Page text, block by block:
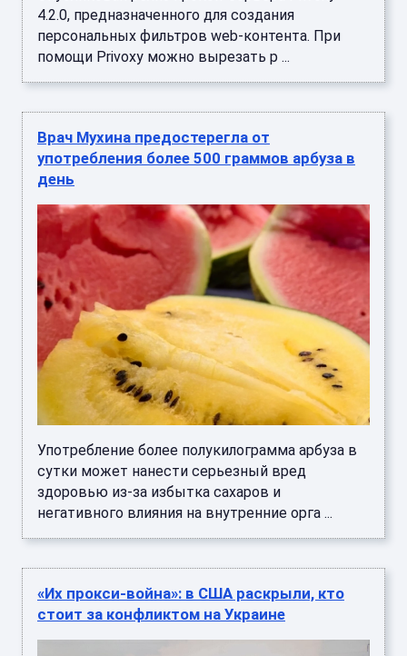
4.2.0, предназначенного для создания
персональных фильтров web-контента. При
помощи Privoxy можно вырезать р ...
Врач Мухина предостерегла от
употребления более 500 граммов арбуза в
день
Употребление более полукилограмма арбуза в
сутки может нанести серьезный вред
здоровью из-за избытка сахаров и
негативного влияния на внутренние орга ...
«Их прокси-война»: в США раскрыли, кто
стоит за конфликтом на Украине